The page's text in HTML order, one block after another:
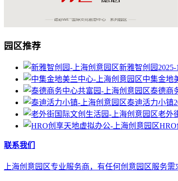
园区推荐
新雅智创园 2025-
中集金地
泰德商
泰迪活力小镇
老外
联系我们
上海创意园区专业服务商，有任何创意园区服务需